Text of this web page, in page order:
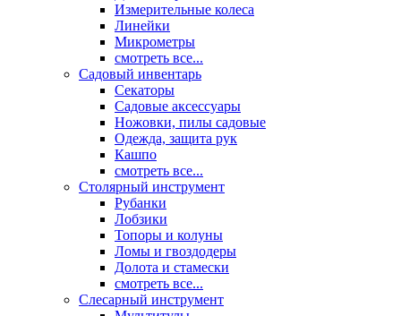
Измерительные колеса
Линейки
Микрометры
смотреть все...
Садовый инвентарь
Секаторы
Садовые аксессуары
Ножовки, пилы садовые
Одежда, защита рук
Кашпо
смотреть все...
Столярный инструмент
Рубанки
Лобзики
Топоры и колуны
Ломы и гвоздодеры
Долота и стамески
смотреть все...
Слесарный инструмент